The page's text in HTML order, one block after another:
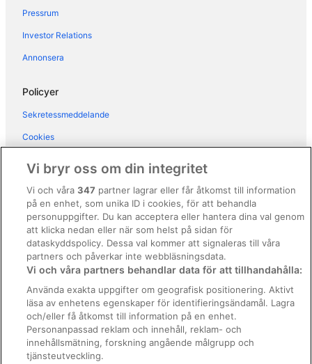
Hotell i närheten av Piazza di Spagna
Hotell i närheten av Piazza Navona
Hotell i Portuense
Hotell i Prenestino-Labicano
Hotell i Primavalle
Hotell i Repubblica
Hotell i Rom centrum
Hotell i Roms historiska stadsdel
Hotell i närheten av Spanska trappan
Hotell i Trastevere
Hotell i närheten av Trevifontänen
Hotell i Vatikanen
Hotell i närheten av Villa Borghese
Pressrum
Investor Relations
Annonsera
Policyer
Sekretessmeddelande
Cookies
Regler och villkor för Vrbo
Tillgänglighetsanpassning
Juridisk information/Kontakta oss
Riktlinjer för innehåll och anmäla innehåll
Hjälp
Kontakta oss
Avboka eller ändra din bokning
Vi bryr oss om din integritet
Vi och våra347 partner lagrar eller får åtkomst till information
på en enhet, som unika ID i cookies, för att behandla
personuppgifter. Du kan acceptera eller hantera dina val genom
att klicka nedan eller när som helst på sidan för
dataskyddspolicy. Dessa val kommer att signaleras till våra
partners och påverkar inte webbläsningsdata.
Vi och våra partners behandlar data för att tillhandahålla:
Använda exakta uppgifter om geografisk positionering. Aktivt
läsa av enhetens egenskaper för identifieringsändamål. Lagra
och/eller få åtkomst till information på en enhet.
Personanpassad reklam och innehåll, reklam- och
innehållsmätning, forskning angående målgrupp och
tjänsteutveckling.